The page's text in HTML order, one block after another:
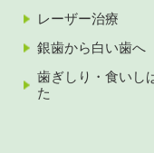
レーザー治療
銀歯から白い歯へ
歯ぎしり・食いし
た